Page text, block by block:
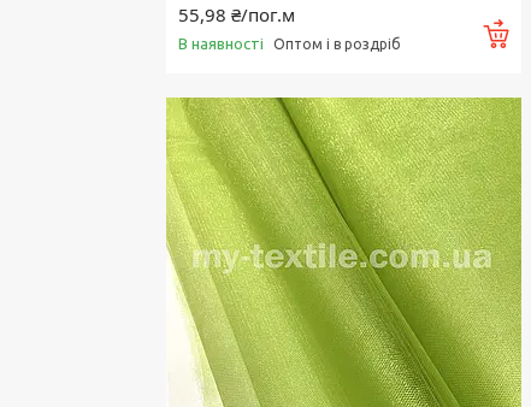
55,98 ₴/пог.м
В наявності Оптом і в роздріб